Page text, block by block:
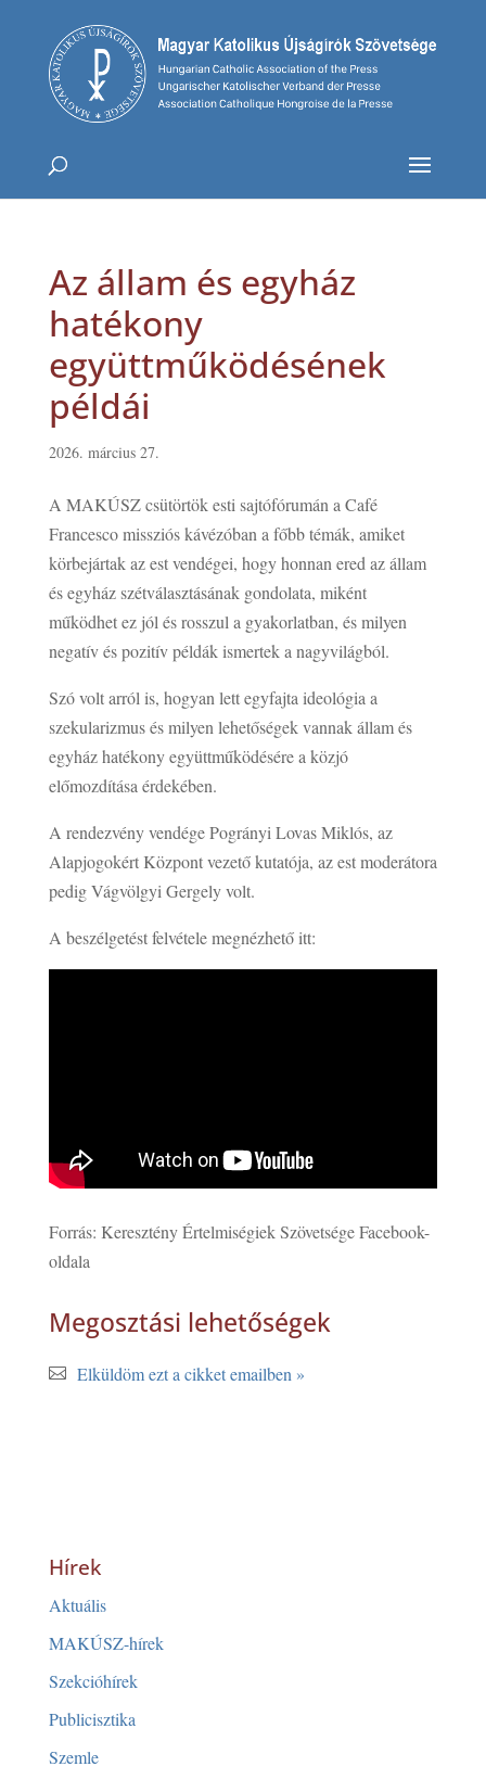
Az állam és egyház
hatékony
együttműködésének
példái
2026. március 27.
A MAKÚSZ csütörtök esti sajtófórumán a Café
Francesco missziós kávézóban a főbb témák, amiket
körbejártak az est vendégei, hogy honnan ered az állam
és egyház szétválasztásának gondolata, miként
működhet ez jól és rosszul a gyakorlatban, és milyen
negatív és pozitív példák ismertek a nagyvilágból.
Szó volt arról is, hogyan lett egyfajta ideológia a
szekularizmus és milyen lehetőségek vannak állam és
egyház hatékony együttműködésére a közjó
előmozdítása érdekében.
A rendezvény vendége Pogrányi Lovas Miklós, az
Alapjogokért Központ vezető kutatója, az est moderátora
pedig Vágvölgyi Gergely volt.
A beszélgetést felvétele megnézhető itt:
Forrás: Keresztény Értelmiségiek Szövetsége Facebook-
oldala
Megosztási lehetőségek
Elküldöm ezt a cikket emailben »
Hírek
Aktuális
MAKÚSZ-hírek
Szekcióhírek
Publicisztika
Szemle